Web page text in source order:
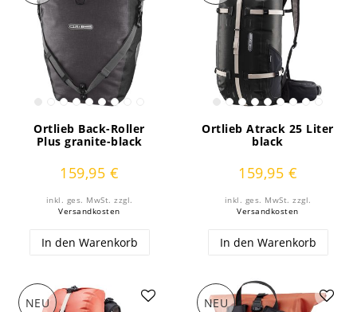
Ortlieb Back-Roller
Plus granite-black
159,95 €
inkl. ges. MwSt. zzgl.
Versandkosten
In den Warenkorb
Ortlieb Atrack 25 Liter
black
159,95 €
inkl. ges. MwSt. zzgl.
Versandkosten
In den Warenkorb
NEU NEU